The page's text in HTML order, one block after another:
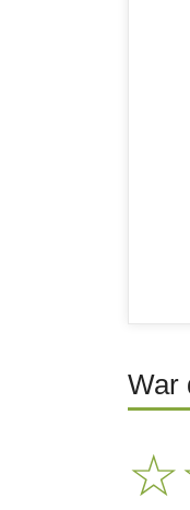
War
☆